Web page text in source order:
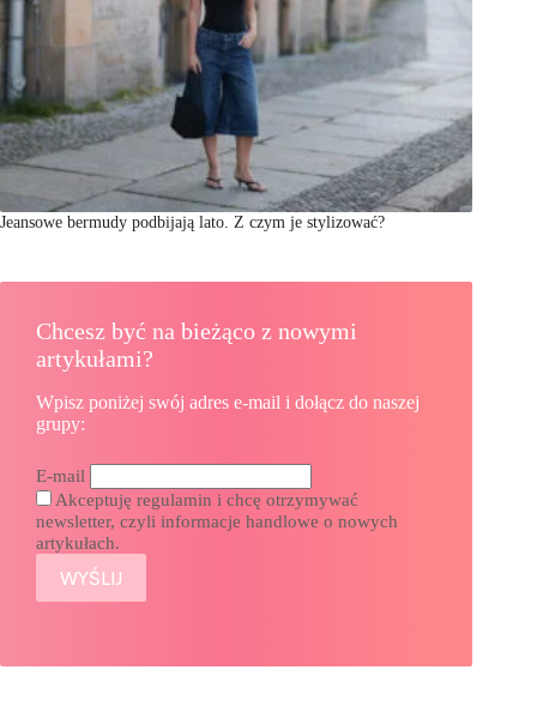
Jeansowe bermudy podbijają lato. Z czym je stylizować?
Chcesz być na bieżąco z nowymi
artykułami?
Wpisz poniżej swój adres e-mail i dołącz do naszej
grupy:
E-mail
Akceptuję regulamin i chcę otrzymywać
newsletter, czyli informacje handlowe o nowych
artykułach.